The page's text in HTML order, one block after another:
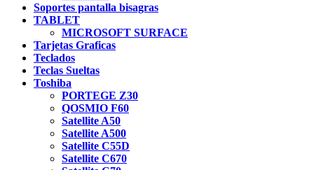
Soportes pantalla bisagras
TABLET
MICROSOFT SURFACE
Tarjetas Graficas
Teclados
Teclas Sueltas
Toshiba
PORTEGE Z30
QOSMIO F60
Satellite A50
Satellite A500
Satellite C55D
Satellite C670